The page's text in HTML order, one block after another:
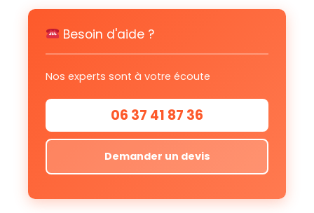
Besoin d'aide ?
Nos experts sont à votre écoute
06 37 41 87 36
Demander un devis